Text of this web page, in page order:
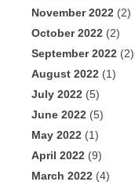
November 2022 (2)
October 2022 (2)
September 2022 (2)
August 2022 (1)
July 2022 (5)
June 2022 (5)
May 2022 (1)
April 2022 (9)
March 2022 (4)